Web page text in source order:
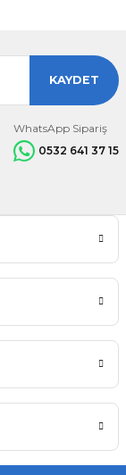
KAYDET
WhatsApp Sipariş
0532 641 37 15